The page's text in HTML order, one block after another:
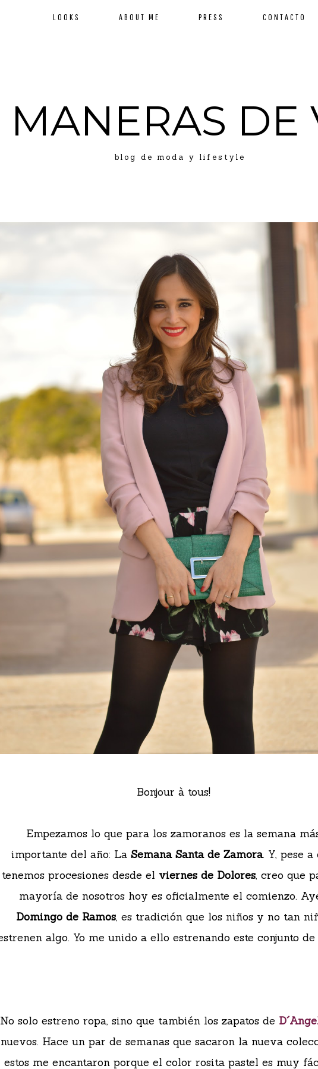
DE
blog de moda y lifestyle
LOOKS ABOUT ME PRESS CONTACTO
Bonjour à tous!
Empezamos lo que para los zamoranos es la semana
importante del año: LaSemana Santa de Zamora. Y, pese a
tenemos procesiones desde el viernes de Dolores, creo que
mayoría de nosotros hoy es oficialmente el comienzo.
Domingo de Ramos, es tradición que los niños y no tan
algo. Yo me unido a ello estrenando este conjunto de
No solo estreno ropa, sino que también los zapatos de
nuevos. Hace un par de semanas que sacaron la nueva
estos me encantaron porque el color rosita pastel es muy